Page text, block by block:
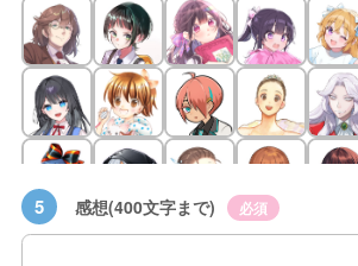
5 感想(400文字まで) 必須